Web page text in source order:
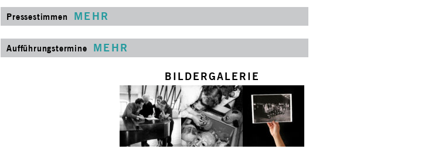
Pressestimmen MEHR
Aufführungstermine MEHR
BILDERGALERIE